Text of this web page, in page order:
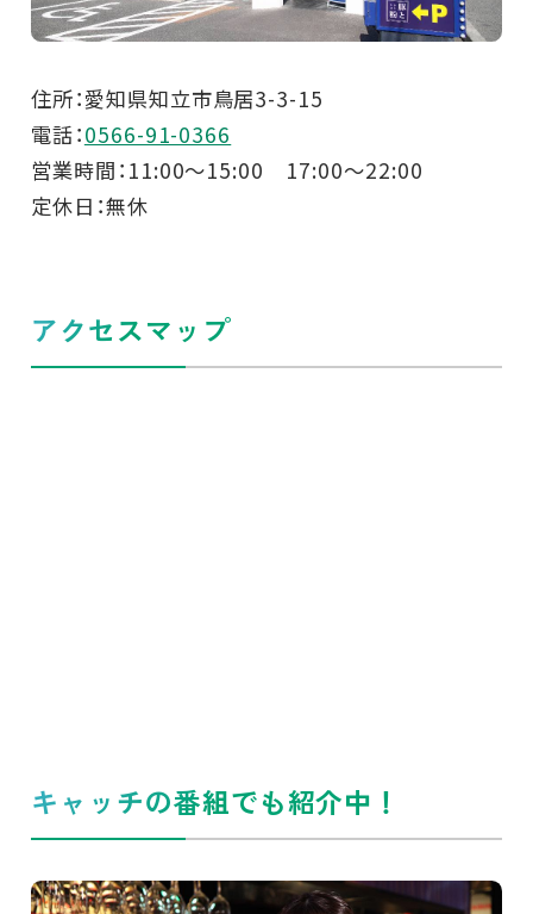
住所：愛知県知立市鳥居3-3-15
電話：0566-91-0366
営業時間：11:00～15:00 17:00～22:00
定休日：無休
アクセスマップ
キャッチの番組でも紹介中！